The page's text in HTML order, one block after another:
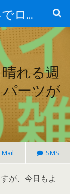
月30,000円のお小遣いでロードバイク
れる週
ーツが
Mail SMS
が、今日もよ